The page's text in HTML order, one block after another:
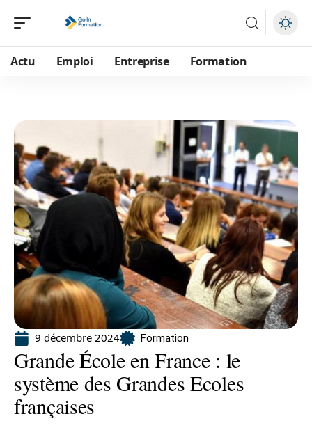
Actu Emploi Entreprise Formation
9 décembre 2024 Formation
Grande École en France : le
système des Grandes Ecoles
françaises